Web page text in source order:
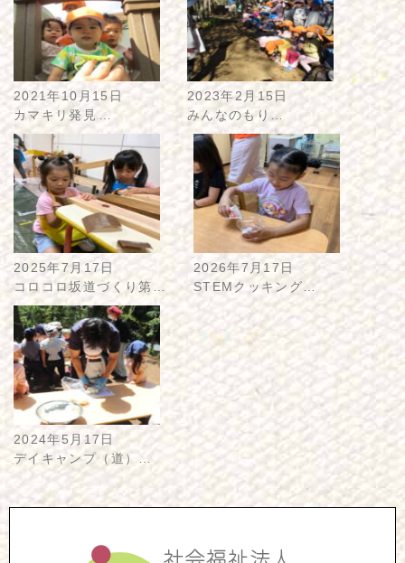
2021年10月15日
カマキリ発見…
2023年2月15日
みんなのもり…
2025年7月17日
コロコロ坂道づくり第…
2026年7月17日
STEMクッキング…
2024年5月17日
デイキャンプ（道）…